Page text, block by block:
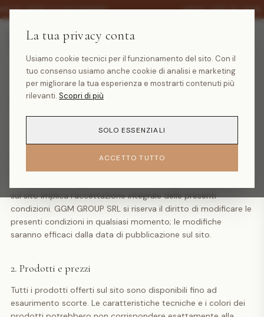
SU TUTTA LA COLLEZIONE · SALDI -30% SU TUTTA
Termini e condizioni
Ultimo aggiornamento: maggio 2026
Le presenti Condizioni Generali di Vendita regolano l'offerta e
la vendita dei prodotti sul sito web www.indomina.it gestito
sul sito implica l'accettazione integrale delle presenti
condizioni. GGM GROUP SRL si riserva il diritto di modificare le
presenti condizioni in qualsiasi momento; le modifiche
saranno efficaci dalla data di pubblicazione sul sito.
2. Prodotti e prezzi
Tutti i prodotti offerti sul sito sono disponibili fino ad
esaurimento scorte. Le caratteristiche tecniche e i colori dei
La tua privacy conta
Usiamo cookie tecnici per il funzionamento del sito. Con il
tuo consenso usiamo anche cookie di analisi e marketing
per migliorare la tua esperienza e mostrarti contenuti più
rilevanti. Scopri di più
SOLO ESSENZIALI
ACCETTO TUTTO